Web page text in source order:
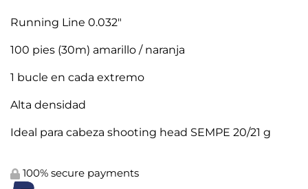
Running Line 0.032"
100 pies (30m) amarillo / naranja
1 bucle en cada extremo
Alta densidad
Ideal para cabeza shooting head SEMPE 20/21 g
100% secure payments